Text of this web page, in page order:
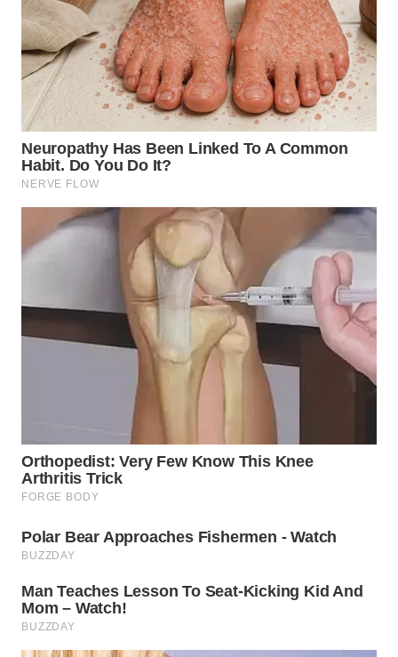
TENGAH
WN DELI
SERDANG
TEBING
TINGGI
WN
PAKPAK
WN
WN
DEPOK
WN
TAPANULI
WN